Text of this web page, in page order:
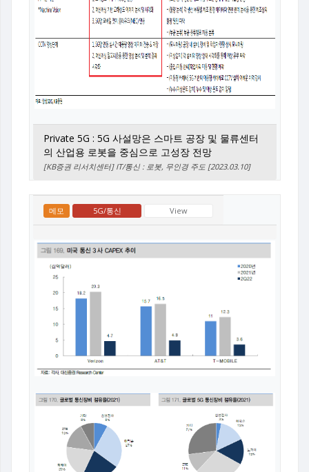
Private 5G : 5G 사설망은 스마트 공장 및 물류센터
의 산업용 로봇을 중심으로 고성장 전망
[KB증권 리서치센터] IT/통신 : 로봇, 무인경 주도 [2023.03.10]
메모 5G/통신 View